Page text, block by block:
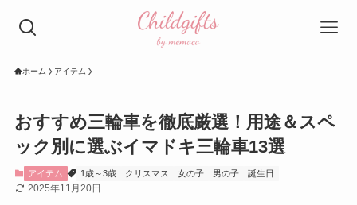
ホーム アイテム
おすすめ三輪車を徹底厳選！用途＆スペ
ック別に選ぶイマドキ三輪車13選
アイテム 1歳～3歳 クリスマス 女の子 男の子 誕生日
2025年11月20日